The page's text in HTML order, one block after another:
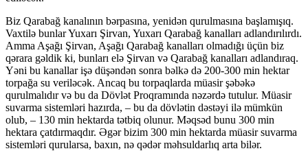
Biz Qarabağ kanalının bərpasına, yenidən qurulmasına başlamışıq.
Vaxtilə bunlar Yuxarı Şirvan, Yuxarı Qarabağ kanalları adlandırılırdı.
Amma Aşağı Şirvan, Aşağı Qarabağ kanalları olmadığı üçün biz
qərara gəldik ki, bunları elə Şirvan və Qarabağ kanalları adlandıraq.
Yəni bu kanallar işə düşəndən sonra bəlkə də 200-300 min hektar
torpağa su veriləcək. Ancaq bu torpaqlarda müasir şəbəkə
qurulmalıdır və bu da Dövlət Proqramında nəzərdə tutulur. Müasir
suvarma sistemləri hazırda, – bu da dövlətin dəstəyi ilə mümkün
olub, – 130 min hektarda tətbiq olunur. Məqsəd bunu 300 min
hektara çatdırmaqdır. Əgər bizim 300 min hektarda müasir suvarma
sistemləri qurularsa, baxın, nə qədər məhsuldarlıq arta bilər.